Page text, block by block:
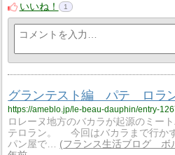
いいね！
1
グランテスト編 パテ ロラ
ロレーヌ地方のバカラが起源のミー
テロラン。 今回はバカラまで行か
パン屋で…
フランス生活ブログ